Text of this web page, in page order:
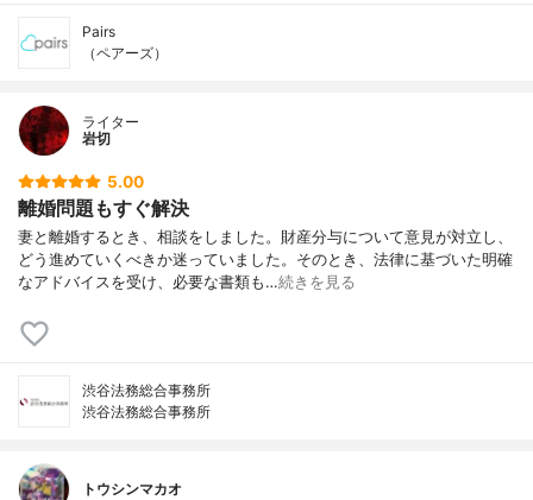
Pairs
（ペアーズ）
ライター
岩切
5.00
離婚問題もすぐ解決
妻と離婚するとき、相談をしました。財産分与について意見が対立し、
どう進めていくべきか迷っていました。そのとき、法律に基づいた明確
なアドバイスを受け、必要な書類も…続きを見る
渋谷法務総合事務所
渋谷法務総合事務所
トウシンマカオ